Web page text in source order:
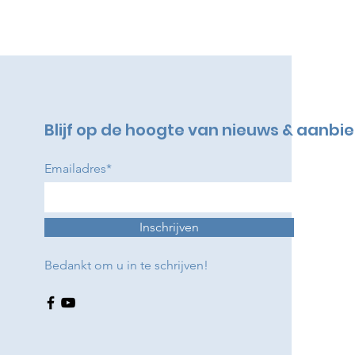
Blijf op de hoogte van nieuws &
Emailadres*
Inschrijven
Bedankt om u in te schrijven!